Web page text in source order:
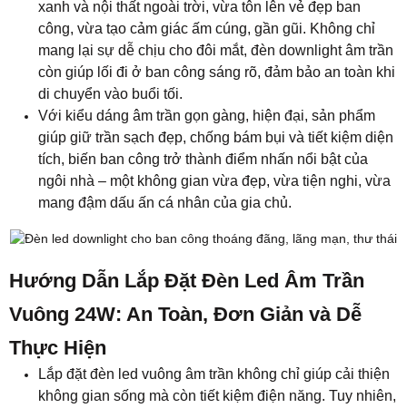
xanh và nội thất ngoài trời, vừa tôn lên vẻ đẹp ban
công, vừa tạo cảm giác ấm cúng, gần gũi. Không chỉ
mang lại sự dễ chịu cho đôi mắt, đèn downlight âm trần
còn giúp lối đi ở ban công sáng rõ, đảm bảo an toàn khi
di chuyển vào buổi tối.
Với kiểu dáng âm trần gọn gàng, hiện đại, sản phẩm
giúp giữ trần sạch đẹp, chống bám bụi và tiết kiệm diện
tích, biến ban công trở thành điểm nhấn nổi bật của
ngôi nhà – một không gian vừa đẹp, vừa tiện nghi, vừa
mang đậm dấu ấn cá nhân của gia chủ.
Hướng Dẫn Lắp Đặt Đèn Led Âm Trần
Vuông 24W: An Toàn, Đơn Giản và Dễ
Thực Hiện
Lắp đặt đèn led vuông âm trần không chỉ giúp cải thiện
không gian sống mà còn tiết kiệm điện năng. Tuy nhiên,